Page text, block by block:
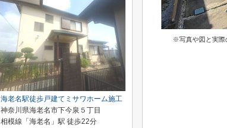
※写真や図と実際
海老名駅徒歩戸建てミサワホーム施工
神奈川県海老名市下今泉５丁目
相模線「海老名」駅 徒歩22分